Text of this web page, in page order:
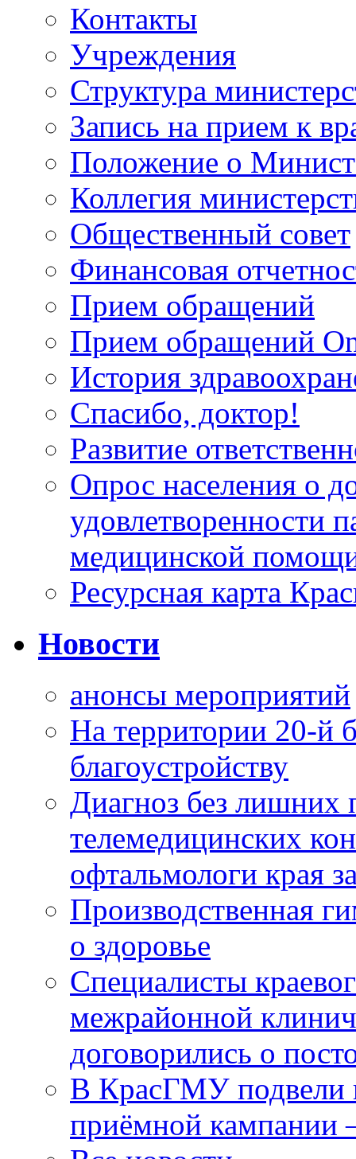
Контакты
Учреждения
Структура
Запись на прием к
Положение о
Коллегия
Общественный совет
Финансовая
Прием обращений
Прием обращений
История
Спасибо, доктор!
Развитие
Опрос населения о
удовлетворенности
медицинской
Ресурсная карта
Новости
анонсы мероприятий
На территории 20-й
благоустройству
Диагноз без лишних
телемедицинских
офтальмологи края
Производственная
о здоровье
Специалисты
межрайонной
договорились о
В КрасГМУ подвели
приёмной кампании